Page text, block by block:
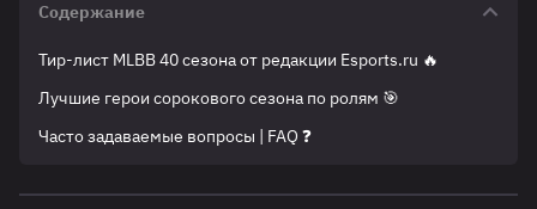
Содержание
Тир-лист MLBB 40 сезона от редакции Esports.ru 🔥
Лучшие герои сорокового сезона по ролям 🎯
Часто задаваемые вопросы | FAQ ❓